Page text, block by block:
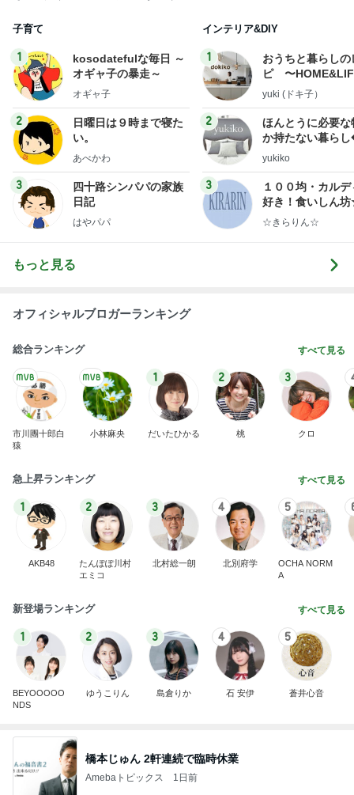
子育て
1
kosodatefulな毎日 ～
オギャ子の暴走～
オギャ子
2
日曜日は９時まで寝た
い。
あべかわ
3
四十路シンパパの家族
日記
はやパパ
インテリア&DIY
1
おうちと暮らしの
ピ 〜
yuki (ドキ子）
2
ほんとうに必要な
か持たない暮ら
ep Life Simple◆
yukiko
3
１００均・カルデ
好き！食いしん
らりん☆のブログ
☆きらりん☆
もっと見る
オフィシャルブロガーランキング
総合ランキング すべて見る
市川團十郎白
猿
小林麻央
1
だいたひかる
2
桃
3
クロ
急上昇ランキング すべて見る
1
AKB48
2
たんぽぽ川村
エミコ
3
北村総一朗
4
北別府学
5
OCHA NORM
A
新登場ランキング すべて見る
1
BEYOOOOO
NDS
2
ゆうこりん
3
島倉りか
4
石 安伊
5
蒼井心音
橋本じゅん 2軒連続で臨時休業
Amebaトピックス 1日前